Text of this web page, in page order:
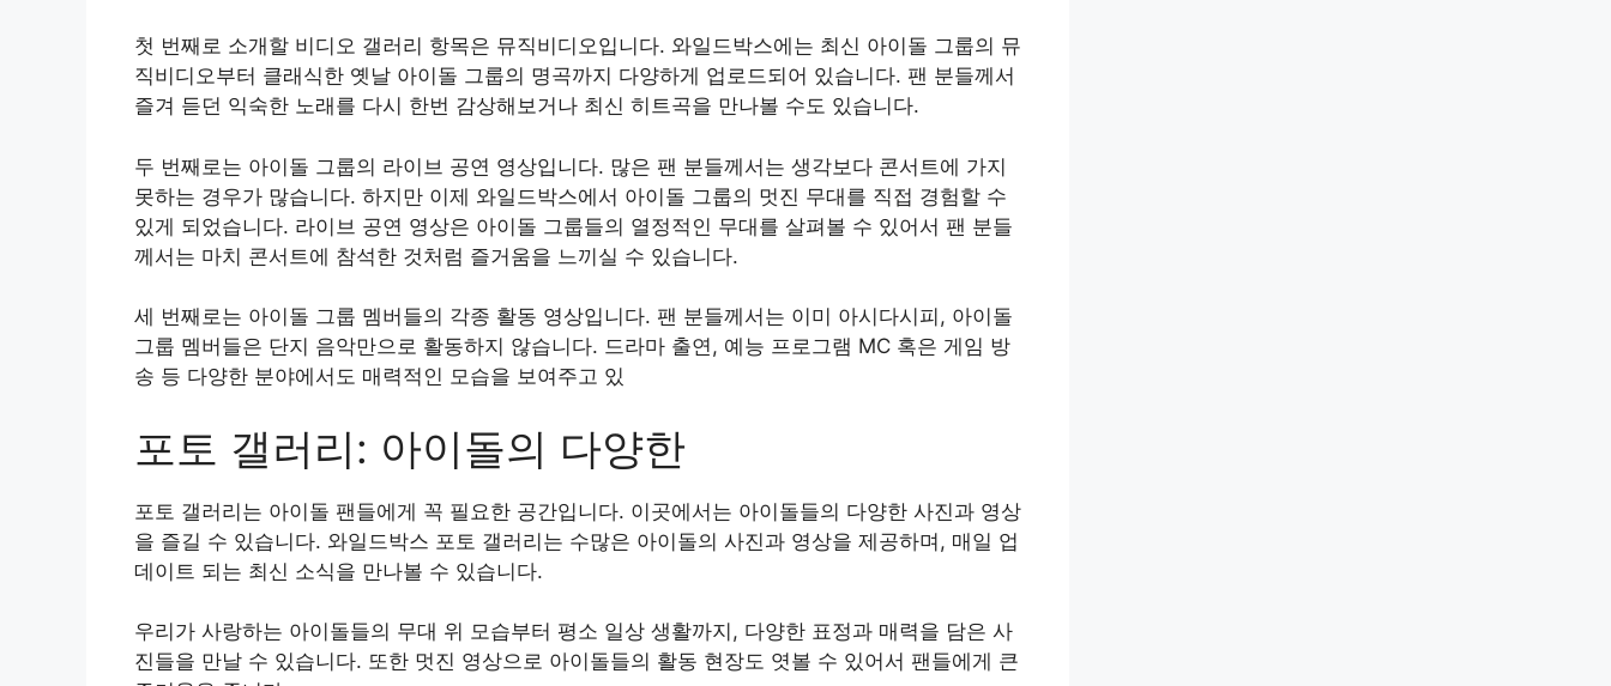
첫 번째로 소개할 비디오 갤러리 항목은 뮤직비디오입니다. 와일드박스에는 최신 아이돌 그룹의 뮤
직비디오부터 클래식한 옛날 아이돌 그룹의 명곡까지 다양하게 업로드되어 있습니다. 팬 분들께서
즐겨 듣던 익숙한 노래를 다시 한번 감상해보거나 최신 히트곡을 만나볼 수도 있습니다.
두 번째로는 아이돌 그룹의 라이브 공연 영상입니다. 많은 팬 분들께서는 생각보다 콘서트에 가지
못하는 경우가 많습니다. 하지만 이제 와일드박스에서 아이돌 그룹의 멋진 무대를 직접 경험할 수
있게 되었습니다. 라이브 공연 영상은 아이돌 그룹들의 열정적인 무대를 살펴볼 수 있어서 팬 분들
께서는 마치 콘서트에 참석한 것처럼 즐거움을 느끼실 수 있습니다.
세 번째로는 아이돌 그룹 멤버들의 각종 활동 영상입니다. 팬 분들께서는 이미 아시다시피, 아이돌
그룹 멤버들은 단지 음악만으로 활동하지 않습니다. 드라마 출연, 예능 프로그램 MC 혹은 게임 방
송 등 다양한 분야에서도 매력적인 모습을 보여주고 있
포토 갤러리: 아이돌의 다양한
포토 갤러리는 아이돌 팬들에게 꼭 필요한 공간입니다. 이곳에서는 아이돌들의 다양한 사진과 영상
을 즐길 수 있습니다. 와일드박스 포토 갤러리는 수많은 아이돌의 사진과 영상을 제공하며, 매일 업
데이트 되는 최신 소식을 만나볼 수 있습니다.
우리가 사랑하는 아이돌들의 무대 위 모습부터 평소 일상 생활까지, 다양한 표정과 매력을 담은 사
진들을 만날 수 있습니다. 또한 멋진 영상으로 아이돌들의 활동 현장도 엿볼 수 있어서 팬들에게 큰